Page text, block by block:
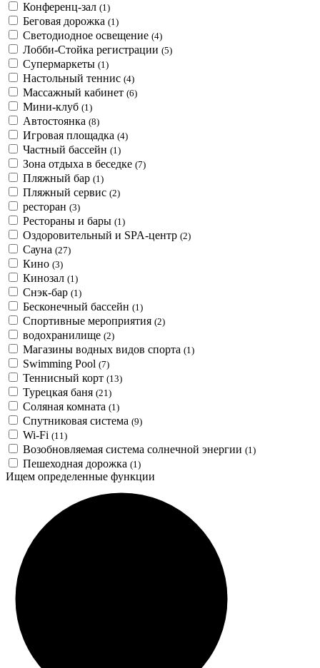
Конференц-зал (1)
Беговая дорожка (1)
Светодиодное освещение (4)
Лобби-Стойка регистрации (5)
Супермаркеты (1)
Настольный теннис (4)
Массажный кабинет (6)
Мини-клуб (1)
Автостоянка (8)
Игровая площадка (4)
Частный бассейн (1)
Зона отдыха в беседке (7)
Пляжный бар (1)
Пляжный сервис (2)
ресторан (3)
Рестораны и бары (1)
Оздоровительный и SPA-центр (2)
Сауна (27)
Кино (3)
Кинозал (1)
Снэк-бар (1)
Бесконечный бассейн (1)
Спортивные мероприятия (2)
водохранилище (2)
Магазины водных видов спорта (1)
Swimming Pool (7)
Теннисный корт (13)
Турецкая баня (21)
Соляная комната (1)
Спутниковая система (9)
Wi-Fi (11)
Возобновляемая система солнечной энергии (1)
Пешеходная дорожка (1)
Ищем определенные функции